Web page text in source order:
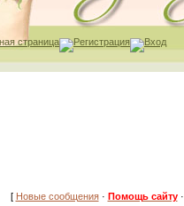
страница Регистрация Вход
[ Новые сообщения· Помощь сайту·